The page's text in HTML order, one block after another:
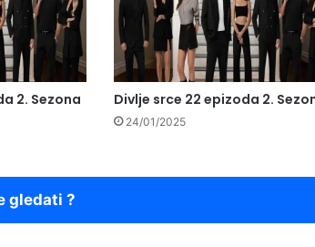
2. Sezona Divlje srce 22 epizoda 2.
24/01/2025
gledati ?